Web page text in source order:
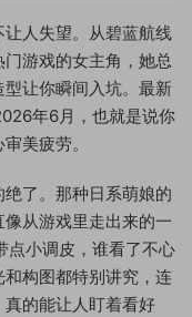
人失望。从碧蓝航线
游戏的女主角，她总
让你瞬间入坑。最新
年6月，也就是说你
美疲劳。
了。那种日系萌娘的
从游戏里走出来的一
点小调皮，谁看了不心
构图都特别讲究，连
的能让人盯着看好